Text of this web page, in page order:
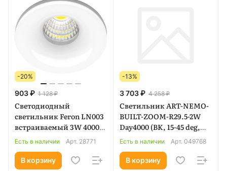
-20%
903 ₽ 1 128 ₽
Светодиодный
светильник Feron LN003
встраиваемый 3W 4000K
белый (28771)
Есть в наличии Арт. 28771
В корзину
-13%
3 703 ₽ 4 258 ₽
Светильник ART-NEMO-
BUILT-ZOOM-R29.5-2W
Day4000 (BK, 15-45 deg,
24V) (Arlight, IP20
Металл, 5 лет) 049768
Есть в наличии Арт. 049768
В корзину